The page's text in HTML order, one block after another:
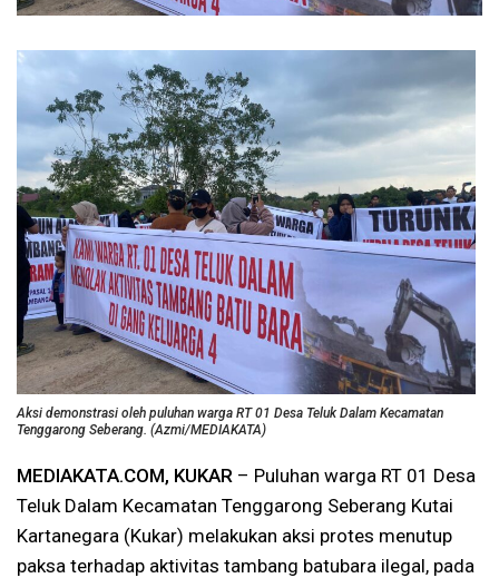
Aksi demonstrasi oleh puluhan warga RT 01 Desa Teluk Dalam Kecamatan
Tenggarong Seberang. (Azmi/MEDIAKATA)
MEDIAKATA.COM, KUKAR – Puluhan warga RT 01 Desa
Teluk Dalam Kecamatan Tenggarong Seberang Kutai
Kartanegara (Kukar) melakukan aksi protes menutup
paksa terhadap aktivitas tambang batubara ilegal, pada